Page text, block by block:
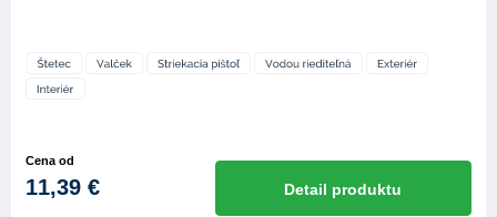
Cena od
11,39 € Detail produktu